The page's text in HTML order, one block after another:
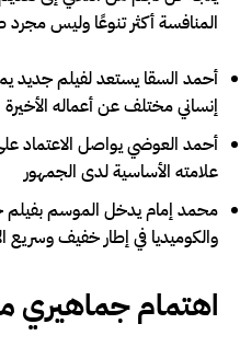
المنافسة أكثر تنوعًا وليس
أحمد السقا يستعد لفيلم جديد
إنساني مختلف عن أعماله الأخيرة
أحمد العوضي يواصل الاعتماد
علامته الأساسية لدى الجمهور
محمد إمام يدخل الموسم بفيلم
والكوميديا في إطار خفيف وسريع
اهتمام جماهيري